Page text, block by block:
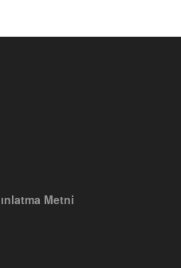
Metni